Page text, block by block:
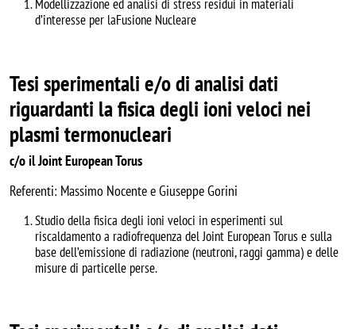
Modellizzazione ed analisi di stress residui in materiali
d’interesse per laFusione Nucleare
Tesi sperimentali e/o di analisi dati
riguardanti la fisica degli ioni veloci nei
plasmi termonucleari
c/o il Joint European Torus
Referenti: Massimo Nocente e Giuseppe Gorini
Studio della fisica degli ioni veloci in esperimenti sul
riscaldamento a radiofrequenza del Joint European Torus e sulla
base dell’emissione di radiazione (neutroni, raggi gamma) e delle
misure di particelle perse.